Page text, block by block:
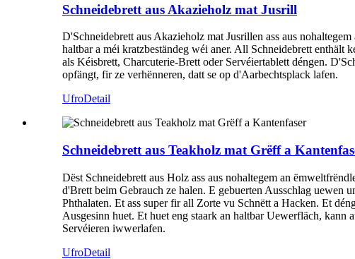
Schneidebrett aus Akazieholz mat Jusrill
D'Schneidebrett aus Akazieholz mat Jusrillen ass aus
haltbar a méi kratzbeständeg wéi aner. All Schneidebrett enthält
als Kéisbrett, Charcuterie-Brett oder Servéiertablett déngen.
opfängt, fir ze verhënneren, datt se op d'Aarbechtsplack lafen.
UfroDetail
Schneidebrett aus Teakholz mat Grëff a
Dëst Schneidebrett aus Holz ass aus nohaltegem an
d'Brett beim Gebrauch ze halen. E gebuerten Ausschlag
Phthalaten. Et ass super fir all Zorte vu Schnëtt a Hacken. Et
Ausgesinn huet. Et huet eng staark an haltbar Uewerfläch, kann
Servéieren iwwerlafen.
UfroDetail